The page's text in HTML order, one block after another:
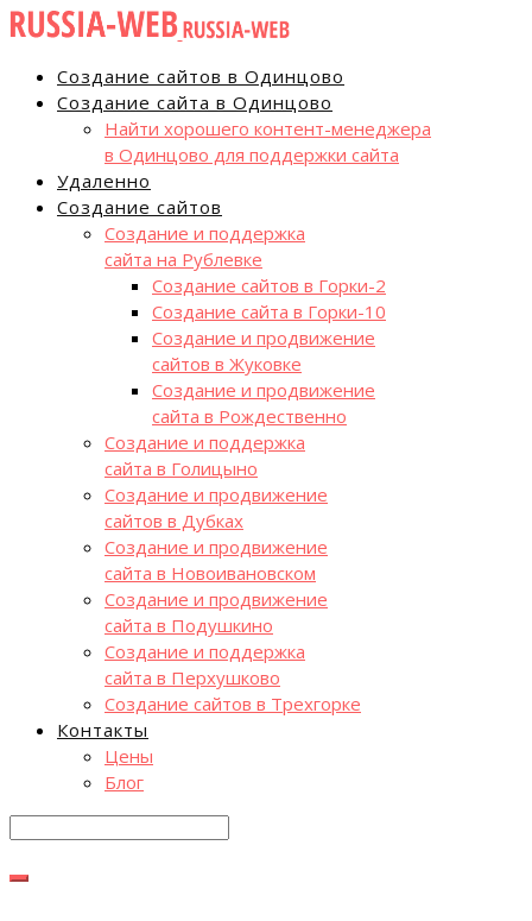
Создание сайтов в Одинцово
Создание сайта в Одинцово
Найти хорошего контент-менеджера
в Одинцово для поддержки сайта
Удаленно
Создание сайтов
Создание и поддержка
сайта на Рублевке
Создание сайтов в Горки-2
Создание сайта в Горки-10
Создание и продвижение
сайтов в Жуковке
Создание и продвижение
сайта в Рождественно
Создание и поддержка
сайта в Голицыно
Создание и продвижение
сайтов в Дубках
Создание и продвижение
сайта в Новоивановском
Создание и продвижение
сайта в Подушкино
Создание и поддержка
сайта в Перхушково
Создание сайтов в Трехгорке
Контакты
Цены
Блог